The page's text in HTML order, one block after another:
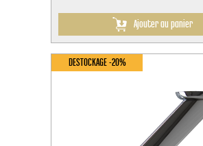
Ajouter au panier
DESTOCKAGE -20%